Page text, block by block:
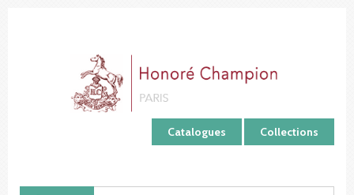
Catalogues Collections